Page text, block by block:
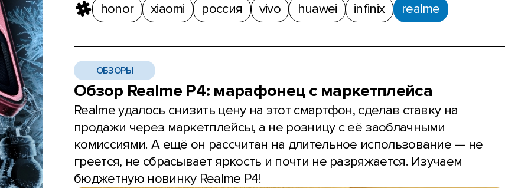
honor xiaomi россия vivo huawei infinix realme
ОБЗОРЫ
Обзор Realme P4: марафонец с маркетплейса
Realme удалось снизить цену на этот смартфон, сделав ставку на
продажи через маркетплейсы, а не розницу с её заоблачными
комиссиями. А ещё он рассчитан на длительное использование — не
греется, не сбрасывает яркость и почти не разряжается. Изучаем
бюджетную новинку Realme P4!